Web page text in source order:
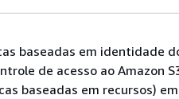
baseadas em identidade
de acesso ao Amazon
baseadas em recursos) em